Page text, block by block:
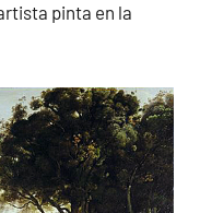
pinta en la